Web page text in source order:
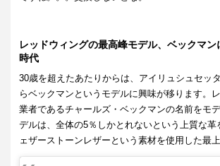
レッドウィングの最高峰モデル、ベックマ
時代
30歳を超えたあたりからは、アイリュシュセッ
らベックマンというモデルに興味が移ります。
業者であるチャールズ・ベックマンの名前をモ
デルは、全体の5％しかとれないという上質な革
ェザーストーンレザーという素材を使用した最上